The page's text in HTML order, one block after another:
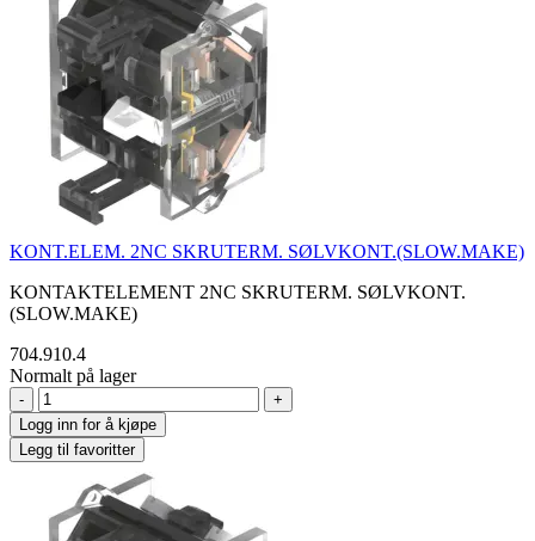
KONT.ELEM. 2NC SKRUTERM. SØLVKONT.(SLOW.MAKE)
KONTAKTELEMENT 2NC SKRUTERM. SØLVKONT.
(SLOW.MAKE)
704.910.4
Normalt på lager
-
+
Logg inn for å kjøpe
Legg til favoritter